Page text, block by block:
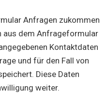
Anfragen zukommen
aus dem Anfrageformular
Kontaktdaten
und für den Fall von
Diese Daten
weiter.